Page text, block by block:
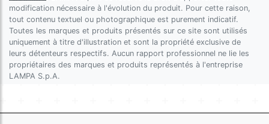
modification nécessaire à l'évolution du produit. Pour cette raison,
tout contenu textuel ou photographique est purement indicatif.
Toutes les marques et produits présentés sur ce site sont utilisés
uniquement à titre d'illustration et sont la propriété exclusive de
leurs détenteurs respectifs. Aucun rapport professionnel ne lie les
propriétaires des marques et produits représentés à l'entreprise
LAMPA S.p.A.